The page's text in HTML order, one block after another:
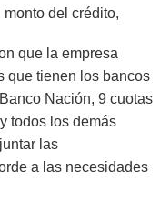
del crédito,
que la empresa
que tienen los bancos
Nación, 9 cuotas
todos los demás
las
a las necesidades